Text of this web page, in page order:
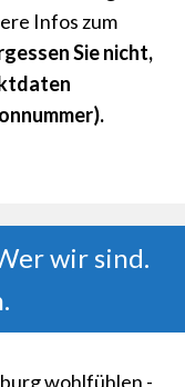
Infos zum
Sie nicht,
wir sind.
wohlfühlen -